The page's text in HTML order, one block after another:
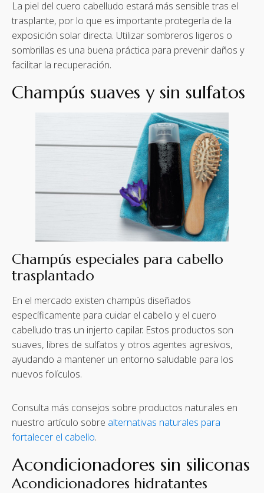
La piel del cuero cabelludo estará más sensible tras el
trasplante, por lo que es importante protegerla de la
exposición solar directa. Utilizar sombreros ligeros o
sombrillas es una buena práctica para prevenir daños y
facilitar la recuperación.
Champús suaves y sin sulfatos
Champús especiales para cabello
trasplantado
En el mercado existen champús diseñados
específicamente para cuidar el cabello y el cuero
cabelludo tras un injerto capilar. Estos productos son
suaves, libres de sulfatos y otros agentes agresivos,
ayudando a mantener un entorno saludable para los
nuevos folículos.
Consulta más consejos sobre productos naturales en
nuestro artículo sobre alternativas naturales para
fortalecer el cabello.
Acondicionadores sin siliconas
Acondicionadores hidratantes